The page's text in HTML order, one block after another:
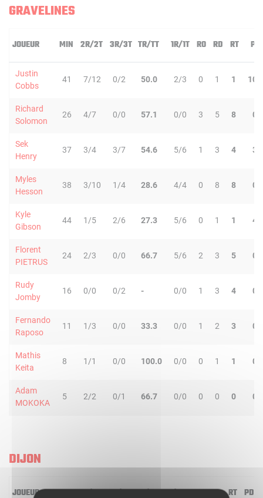
GRAVELINES
JOUEUR MIN 2R/2T 3R/3T TR/TT 1R/1T RO RD RT PD
Justin
Cobbs
41 7/12 0/2 50.0 2/3 0 1 1 10
Richard
Solomon
26 4/7 0/0 57.1 0/0 3 5 8 0
Sek
Henry
37 3/4 3/7 54.6 5/6 1 3 4 3
Myles
Hesson
38 3/10 1/4 28.6 4/4 0 8 8 0
Kyle
Gibson
44 1/5 2/6 27.3 5/6 0 1 1 4
Florent
PIETRUS
24 2/3 0/0 66.7 5/6 2 3 5 0
Rudy
Jomby
16 0/0 0/2 - 0/0 1 3 4 0
Fernando
Raposo
11 1/3 0/0 33.3 0/0 1 2 3 0
Mathis
Keita
8 1/1 0/0 100.0 0/0 0 1 1 0
Adam
MOKOKA
5 2/2 0/1 66.7 0/0 0 0 0 0
DIJON
JOUEUR MIN 2R/2T 3R/3T TR/TT 1R/1T RO RD RT PD